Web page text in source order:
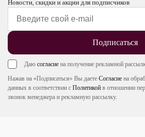
Новости, скидки и акции для подписчиков
Подписаться
Даю согласие на получение рекламной
Нажав на «Подписаться» Вы даете Согласие на
данных в соответствии с Политикой в отношении
звонок менеджера и рекламную рассылку.